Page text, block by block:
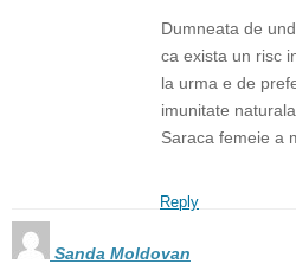
Dumneata de
ca exista un risc
la urma e de
imunitate naturala.
Saraca femeie a
Reply
Sanda Moldovan